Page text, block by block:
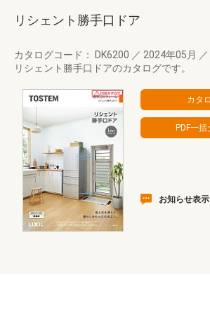
リシェント勝手口ドア
カタログコード： DK6200 ／ 2024年05月 ／
リシェント勝手口ドアのカタログです。
お知らせ表示